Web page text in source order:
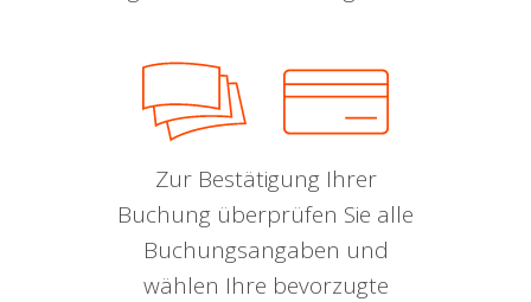
Zur Bestätigung Ihrer
Buchung überprüfen Sie alle
Buchungsangaben und
wählen Ihre bevorzugte